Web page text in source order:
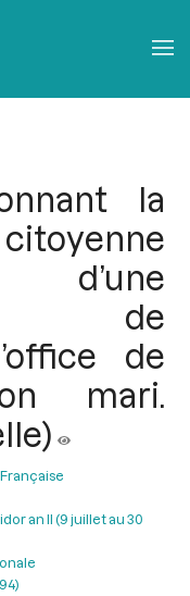
la
de
de
mari.
an II (9 juillet au 30